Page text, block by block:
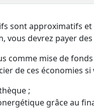
sont approximatifs
vous devrez payer
comme mise de
de ces économies si
;
grâce au